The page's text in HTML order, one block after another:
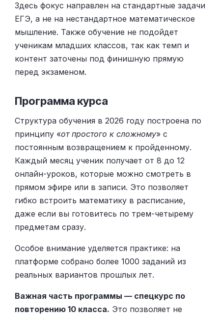
Здесь фокус направлен на стандартные задачи
ЕГЭ, а не на нестандартное математическое
мышление. Также обучение не подойдет
ученикам младших классов, так как темп и
контент заточены под финишную прямую
перед экзаменом.
Программа курса
Структура обучения в 2026 году построена по
принципу «от простого к сложному» с
постоянным возвращением к пройденному.
Каждый месяц ученик получает от 8 до 12
онлайн-уроков, которые можно смотреть в
прямом эфире или в записи. Это позволяет
гибко встроить математику в расписание,
даже если вы готовитесь по трем-четырему
предметам сразу.
Особое внимание уделяется практике: на
платформе собрано более 1000 заданий из
реальных вариантов прошлых лет.
Важная часть программы — спецкурс по
повторению 10 класса. Это позволяет не